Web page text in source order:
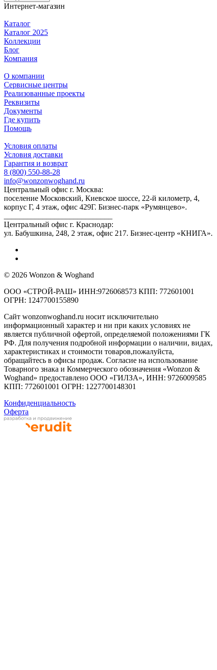
Интернет-магазин
Каталог
Каталог 2025
Коллекции
Блог
Компания
О компании
Сервисные центры
Реализованные проекты
Реквизиты
Документы
Где купить
Помощь
Условия оплаты
Условия доставки
Гарантия и возврат
8 (800) 550-88-28
info@wonzonwoghand.ru
Центральный офис г. Москва:
поселение Московский, Киевское шоссе, 22-й километр, 4,
корпус Г, 4 этаж, офис 429Г. Бизнес-парк «Румянцево».
Центральный офис г. Краснодар:
ул. Бабушкина, 248, 2 этаж, офис 217. Бизнес-центр «КНИГА».
© 2026 Wonzon & Woghand
ООО «СТРОЙ-РАШ» ИНН:9726068573 КПП: 772601001
ОГРН: 1247700155890
Сайт wonzonwoghand.ru носит исключительно
информационный характер и ни при каких условиях не
является публичной офертой, определяемой положениями ГК
РФ. Для получения подробной информации о наличии, видах,
характеристиках и стоимости товаров,пожалуйста,
обращайтесь в офисы продаж. Согласие на использование
Товарного знака и Коммерческого обозначения «Wonzon &
Woghand» предоставлено OOO «ГИЛЗА», ИНН: 9726009585
КПП: 772601001 ОГРН: 1227700148301
Конфиденциальность
Оферта